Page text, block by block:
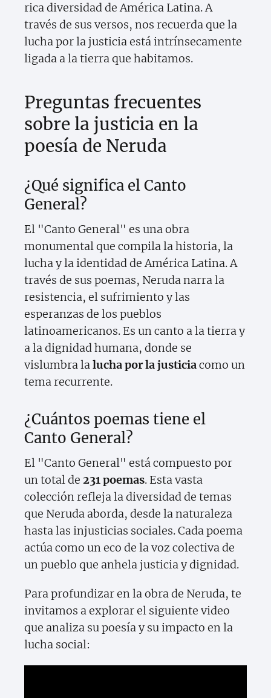
rica diversidad de América Latina. A
través de sus versos, nos recuerda que la
lucha por la justicia está intrínsecamente
ligada a la tierra que habitamos.
Preguntas frecuentes
sobre la justicia en la
poesía de Neruda
¿Qué significa el Canto
General?
El "Canto General" es una obra
monumental que compila la historia, la
lucha y la identidad de América Latina. A
través de sus poemas, Neruda narra la
resistencia, el sufrimiento y las
esperanzas de los pueblos
latinoamericanos. Es un canto a la tierra y
a la dignidad humana, donde se
vislumbra lalucha por la justiciacomo un
tema recurrente.
¿Cuántos poemas tiene el
Canto General?
El "Canto General" está compuesto por
un total de 231 poemas. Esta vasta
colección refleja la diversidad de temas
que Neruda aborda, desde la naturaleza
hasta las injusticias sociales. Cada poema
actúa como un eco de la voz colectiva de
un pueblo que anhela justicia y dignidad.
Para profundizar en la obra de Neruda, te
invitamos a explorar el siguiente video
que analiza su poesía y su impacto en la
lucha social: